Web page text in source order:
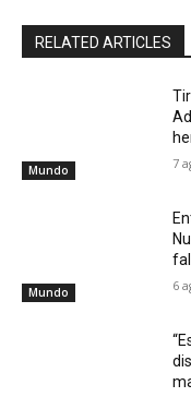
RELATED ARTICLES
Mundo 7
Mundo 6